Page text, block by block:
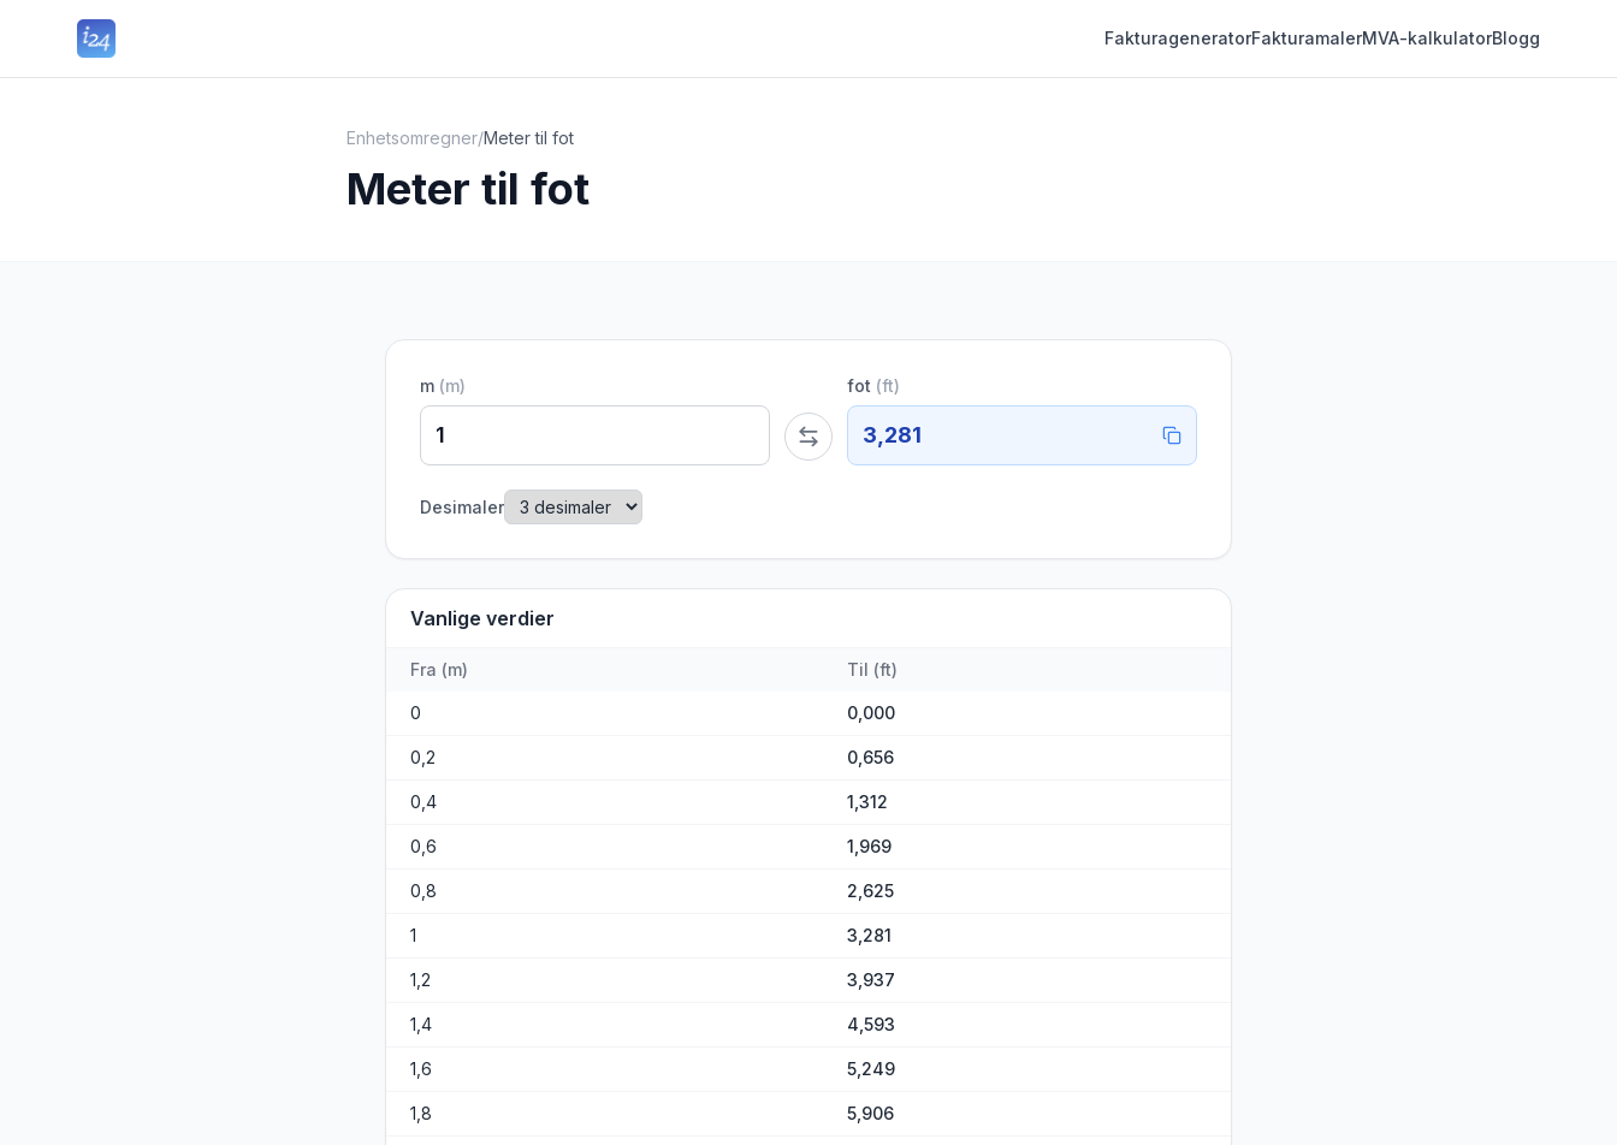
FakturageneratorFakturamalerMVA-kalkulatorBlogg
Enhetsomregner/Meter til fot
Meter til fot
m (m) fot (ft)
3,281
Desimaler
Vanlige verdier
Fra (m) Til (ft)
0 0,000
0,2 0,656
0,4 1,312
0,6 1,969
0,8 2,625
1 3,281
1,2 3,937
1,4 4,593
1,6 5,249
1,8 5,906